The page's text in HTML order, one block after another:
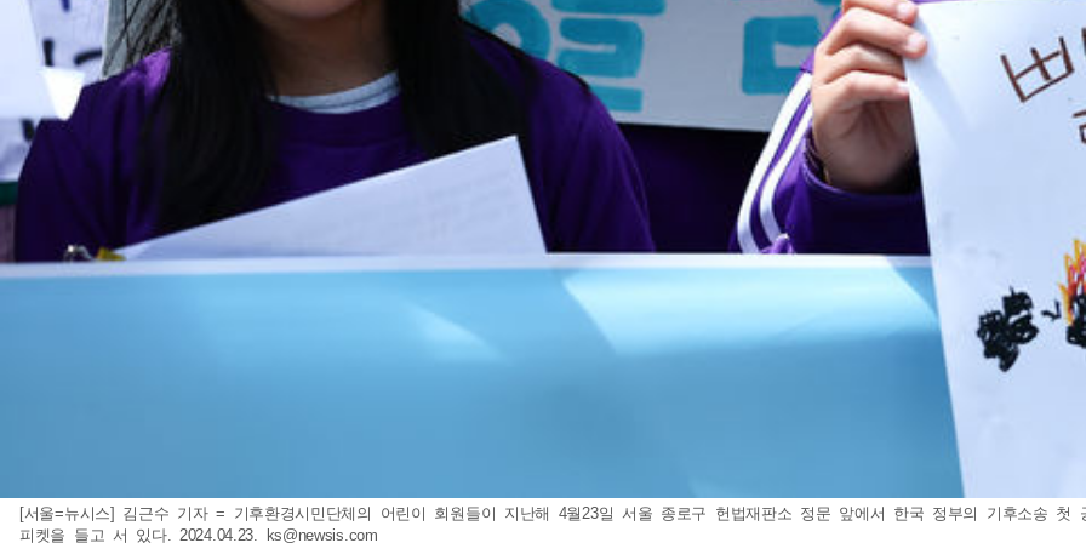
[서울=뉴시스] 김근수 기자 = 기후환경시민단체의 어린이 회원들이 지난해 4월23일 서울 종로구 헌법재판소 정문 앞에서 한국 정부의 기후소송
피켓을 들고 서 있다. 2024.04.23.
ks@newsis.com